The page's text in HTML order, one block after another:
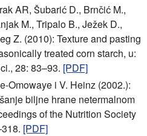
AR, Šubarić D., Brnčić M.,
M., Tripalo B., Ježek D.,
Z. (2010): Texture and pasting
treated corn starch, u:
28: 83–93. [PDF]
Omowaye i V. Heinz (2002.):
biljne hrane netermalnom
of the Nutrition Society
[PDF]